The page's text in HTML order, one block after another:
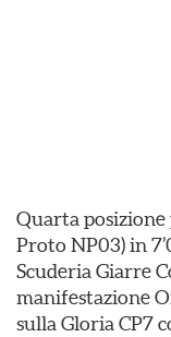
Quarta posizione
Proto NP03) in
Scuderia Giarre
manifestazione
sulla Gloria CP7